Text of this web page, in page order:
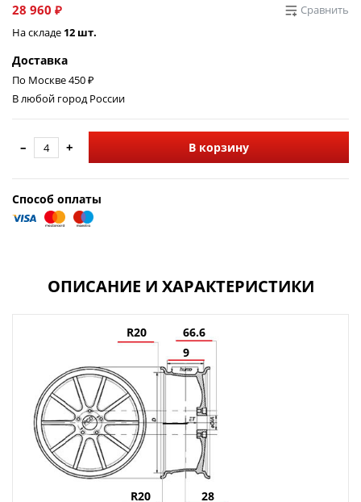
28 960 ₽
Сравнить
На складе 12 шт.
Доставка
По Москве 450 ₽
В любой город России
– + В корзину
Способ оплаты
ОПИСАНИЕ И ХАРАКТЕРИСТИКИ
R20
66.6
9
R20 28